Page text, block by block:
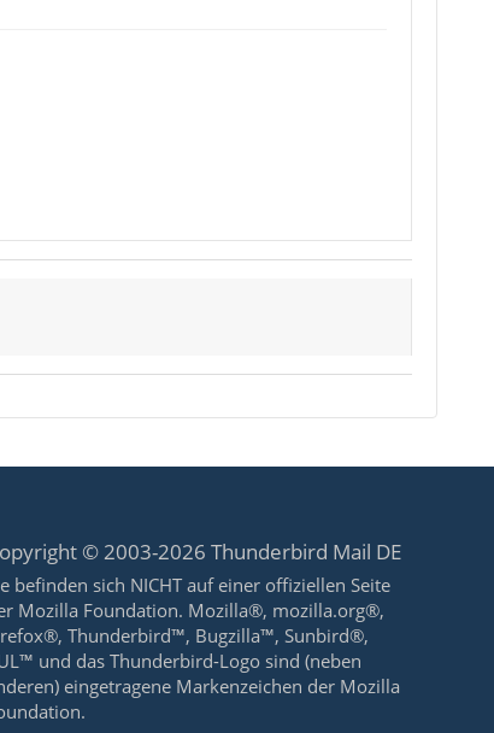
© 2003-2026 Thunderbird Mail DE
befinden sich NICHT auf einer offiziellen Seite
Mozilla Foundation. Mozilla®, mozilla.org®,
Thunderbird™, Bugzilla™, Sunbird®,
und das Thunderbird-Logo sind (neben
eingetragene Markenzeichen der Mozilla